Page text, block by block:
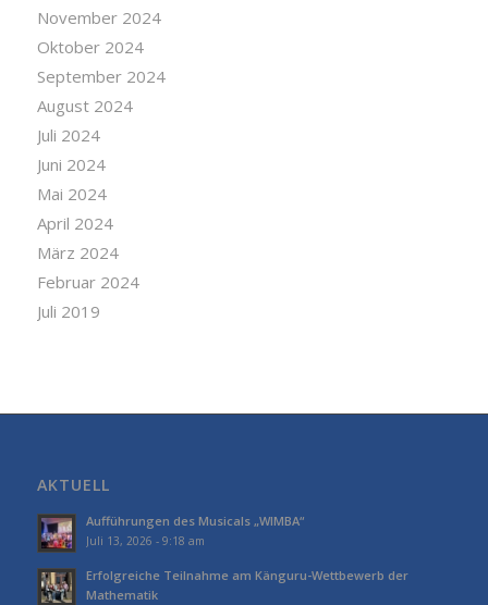
November 2024
Oktober 2024
September 2024
August 2024
Juli 2024
Juni 2024
Mai 2024
April 2024
März 2024
Februar 2024
Juli 2019
AKTUELL
Aufführungen des Musicals „WIMBA“
Juli 13, 2026 - 9:18 am
Erfolgreiche Teilnahme am Känguru-Wettbewerb der
Mathematik